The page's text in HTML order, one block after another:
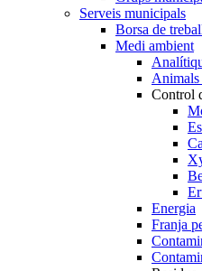
Serveis municipals
Borsa de
Medi ambient
Animals
Control
Energia
Franja